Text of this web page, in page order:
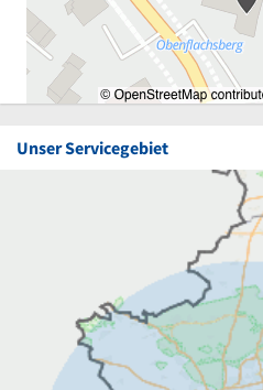
Unser Servicegebiet